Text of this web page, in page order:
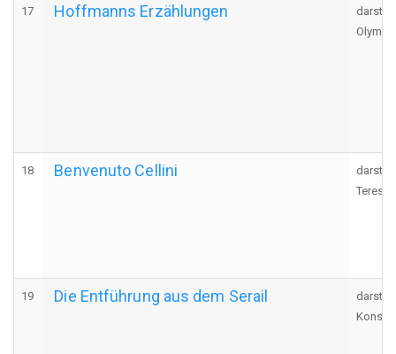
17 Hoffmanns Erzählungen
18 Benvenuto Cellini
19 Die Entführung aus dem Serail